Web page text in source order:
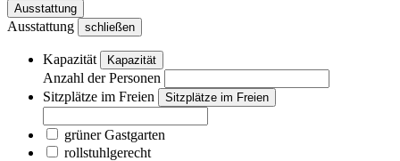
Ausstattung
Ausstattung schließen
Kapazität Kapazität
Anzahl der Personen
Sitzplätze im Freien
Sitzplätze im Freien
grüner Gastgarten
rollstuhlgerecht